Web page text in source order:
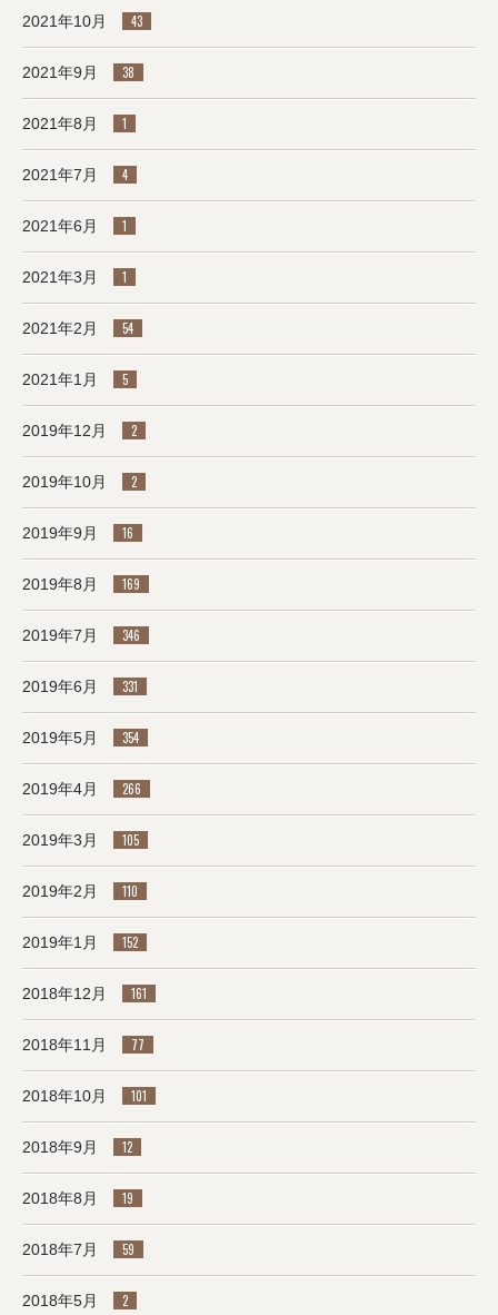
2021年10月 43
2021年9月 38
2021年8月 1
2021年7月 4
2021年6月 1
2021年3月 1
2021年2月 54
2021年1月 5
2019年12月 2
2019年10月 2
2019年9月 16
2019年8月 169
2019年7月 346
2019年6月 331
2019年5月 354
2019年4月 266
2019年3月 105
2019年2月 110
2019年1月 152
2018年12月 161
2018年11月 77
2018年10月 101
2018年9月 12
2018年8月 19
2018年7月 59
2018年5月 2